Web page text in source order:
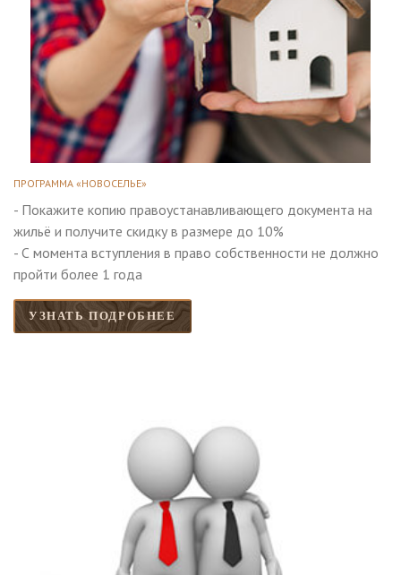
ПРОГРАММА «НОВОСЕЛЬЕ»
- Покажите копию правоустанавливающего документа на
жильё и получите скидку в размере до 10%
- С момента вступления в право собственности не должно
пройти более 1 года
УЗНАТЬ ПОДРОБНЕЕ